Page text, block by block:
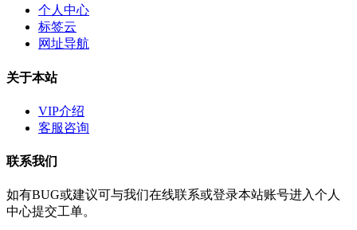
个人中心
标签云
网址导航
关于本站
VIP介绍
客服咨询
联系我们
如有BUG或建议可与我们在线联系或登录本站账号进入个人
中心提交工单。